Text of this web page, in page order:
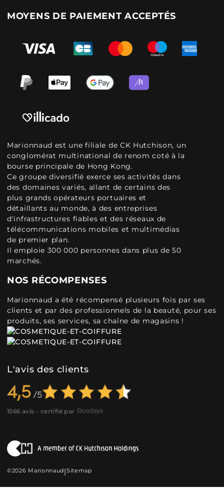
MOYENS DE PAIEMENT ACCEPTÉS
Marionnaud est une filiale de CK Hutchison, un
conglomérat multinational de renom coté à la
bourse principale de Hong Kong.
Ce groupe diversifié exerce ses activités dans
des domaines variés, allant de certains des
plus grands opérateurs portuaires et
détaillants au monde, à des entreprises
d'infrastructures fiables et des réseaux de
télécommunications mobiles et multimédias
de premier plan.
Il emploie 300 000 personnes dans plus de 50
marchés.
NOS RÉCOMPENSES
Marionnaud a été récompensé plusieurs fois par ses
clients et par des professionnels de la beauté, pour ses
produits, ses services, sa chaîne de magasins !
L'avis des clients
4,5
1566 avis - certifié par
©2026 Marionnaud|Sitemap